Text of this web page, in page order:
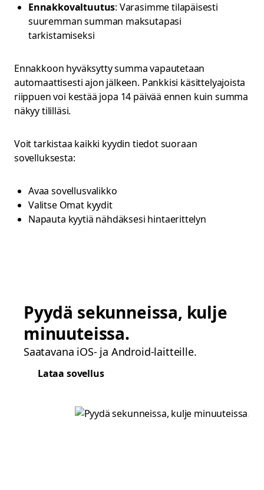
Ennakkovaltuutus: Varasimme tilapäisesti
suuremman summan maksutapasi
tarkistamiseksi
Ennakkoon hyväksytty summa vapautetaan
automaattisesti ajon jälkeen. Pankkisi käsittelyajoista
riippuen voi kestää jopa 14 päivää ennen kuin summa
näkyy tililläsi.
Voit tarkistaa kaikki kyydin tiedot suoraan
sovelluksesta:
Avaa sovellusvalikko
Valitse Omat kyydit
Napauta kyytiä nähdäksesi hintaerittelyn
Pyydä sekunneissa, kulje
minuuteissa.
Saatavana iOS- ja Android-laitteille.
Lataa sovellus